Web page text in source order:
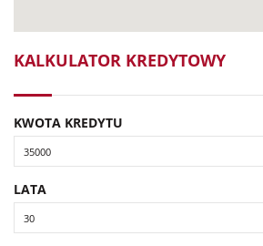
KALKULATOR KREDYTOWY
KWOTA KREDYTU
LATA